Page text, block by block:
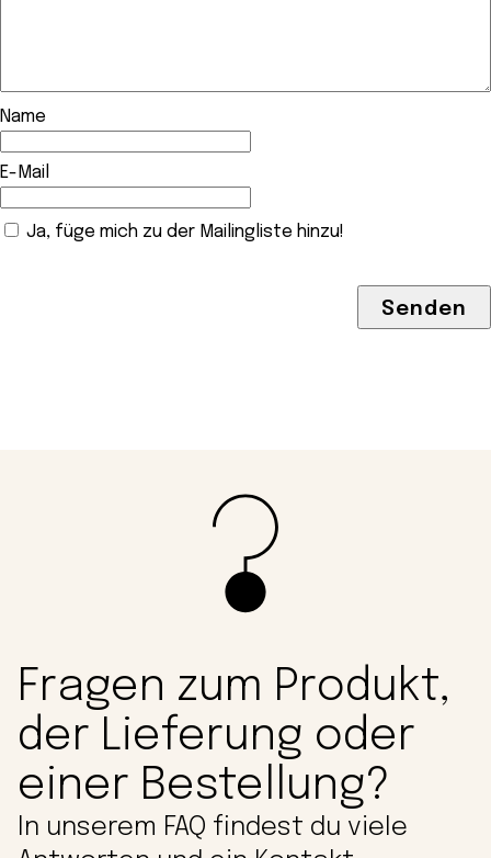
Name
E-Mail
Ja, füge mich zu der Mailingliste hinzu!
Fragen zum Produkt,
der Lieferung oder
einer Bestellung?
In unserem FAQ findest du viele